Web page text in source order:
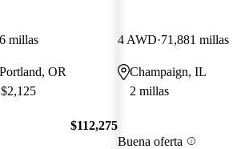
millas
OR
$112,275
4 AWD 71,881 millas
Champaign, IL
2 millas
Buena oferta